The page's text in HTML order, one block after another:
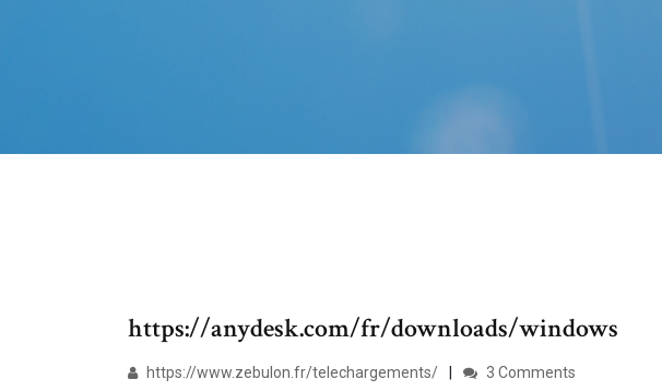
https://anydesk.com/fr/downloads/windows
https://www.zebulon.fr/telechargements/ 3 Comments